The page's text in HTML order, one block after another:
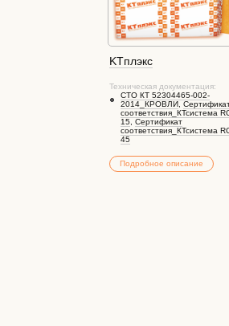
KTплэкс
Техническая документация:
СТО КТ 52304465-002-
2014_КРОВЛИ ,
соответствия_КТсистема
15 ,Сертификат
соответствия_КТсистема
45
Подробное описание